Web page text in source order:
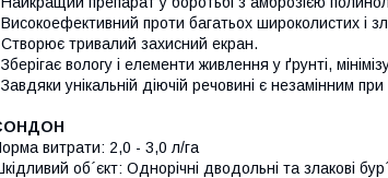
проти багатьох широколистих і
тривалий захисний екран.
вологу і елементи живлення у ґрунті,
унікальній діючій речовині є незамінним
витрати: 2,0 -­ 3,0 л/га
об´єкт: Однорічні дводольні та злакові